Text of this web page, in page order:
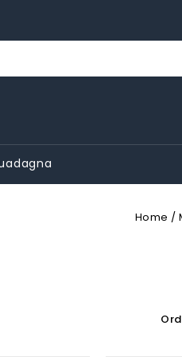
Home